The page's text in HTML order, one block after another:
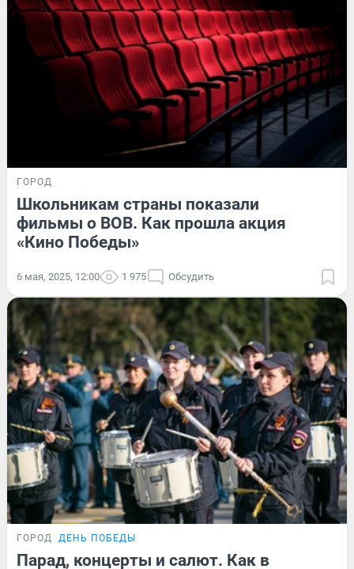
ГОРОД
Школьникам страны показали
фильмы о ВОВ. Как прошла акция
«Кино Победы»
6 мая, 2025, 12:00 1 975 Обсудить
ГОРОД ДЕНЬ ПОБЕДЫ
Парад, концерты и салют. Как в